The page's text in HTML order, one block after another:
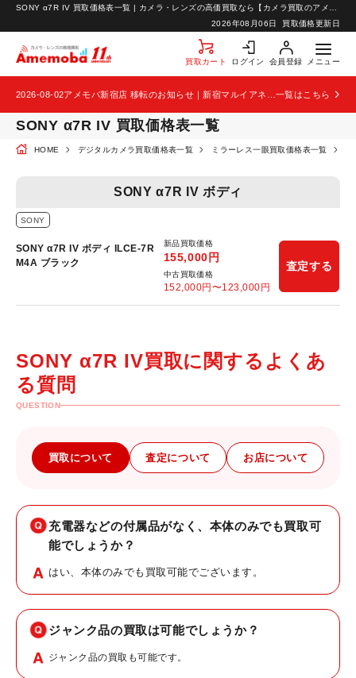
2026年08月06日 買取価格更新日
買取カート ログイン 会員登録 メニュー
お問い合わせ
2026-08-02 一覧はこちら
SONY α7R IV 買取価格表一覧
HOME デジタルカメラ買取価格表一覧 ミラーレス一眼買取価格表一覧
SONY α7R IV ボディ
SONY
SONY α7R IV ボディ ILCE-7R
M4A ブラック
新品買取価格
155,000円
中古買取価格
152,000円〜123,000円
査定する
SONY α7R IV買取に関するよくあ
る質問
QUESTION
買取について 査定について お店について
充電器などの付属品がなく、本体のみでも買取可
能でしょうか？
はい、本体のみでも買取可能でございます。
ジャンク品の買取は可能でしょうか？
ジャンク品の買取も可能です。